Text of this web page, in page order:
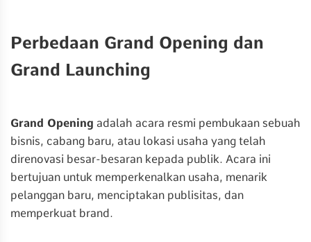
Perbedaan Grand Opening dan
Grand Launching
Grand Opening adalah acara resmi pembukaan sebuah
bisnis, cabang baru, atau lokasi usaha yang telah
direnovasi besar-besaran kepada publik. Acara ini
bertujuan untuk memperkenalkan usaha, menarik
pelanggan baru, menciptakan publisitas, dan
memperkuat brand.